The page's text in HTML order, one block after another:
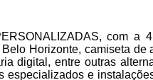
com a
Horizonte, camiseta de
digital, entre outras
e